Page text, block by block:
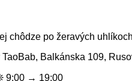
chôdze po žeravých
Balkánska 109,
9:00 → 19:00